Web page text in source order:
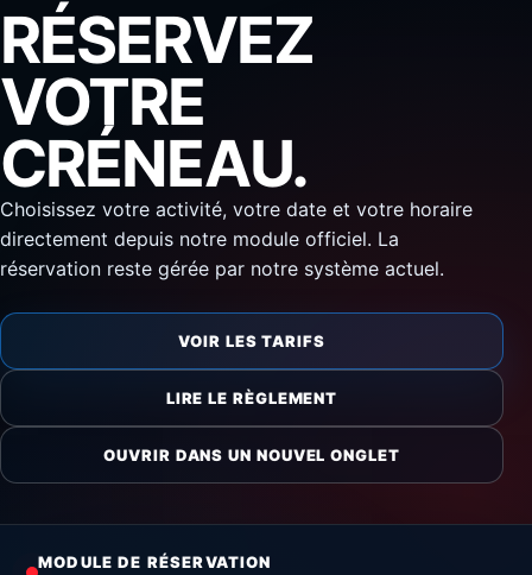
RÉSERVEZ
VOTRE
CRÉNEAU.
Choisissez votre activité, votre date et votre horaire
directement depuis notre module officiel. La
réservation reste gérée par notre système actuel.
VOIR LES TARIFS
LIRE LE RÈGLEMENT
OUVRIR DANS UN NOUVEL ONGLET
MODULE DE RÉSERVATION